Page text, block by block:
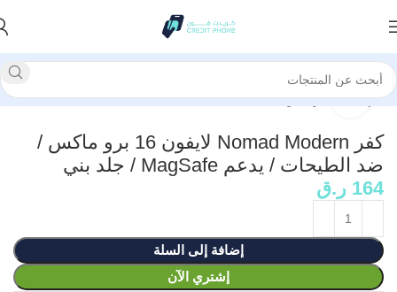
الرئيسية كفرات وحماية
انقر للتكبير
كفر Nomad Modern لايفون 16 برو ماكس /
ضد الطيحات / يدعم MagSafe / جلد بني
164 ر.ق
إضافة إلى السلة
إشتري الآن